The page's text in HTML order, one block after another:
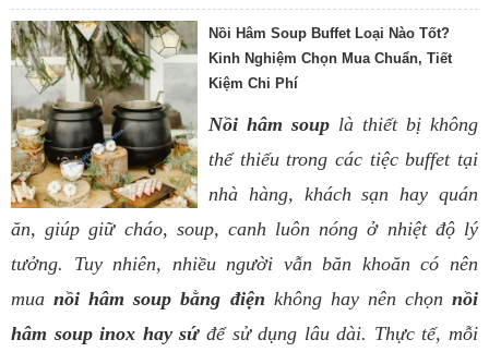
Nồi Hâm Soup Buffet Loại Nào Tốt?
Kinh Nghiệm Chọn Mua Chuẩn, Tiết
Kiệm Chi Phí
Nồi hâm soup là thiết bị không
thể thiếu trong các tiệc buffet tại
nhà hàng, khách sạn hay quán
ăn, giúp giữ cháo, soup, canh luôn nóng ở nhiệt độ lý
tưởng. Tuy nhiên, nhiều người vẫn băn khoăn có nên
muanồi hâm soup bằng điện không hay nên chọnnồi
hâm soup inox hay sứđể sử dụng lâu dài. Thực tế, mỗi